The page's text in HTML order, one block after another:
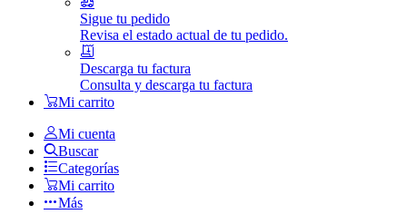
Sigue tu pedido
Revisa el estado actual de tu pedido.
Descarga tu factura
Consulta y descarga tu factura
Mi carrito
Mi cuenta
Buscar
Categorías
Mi carrito
Más